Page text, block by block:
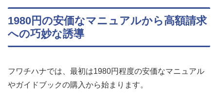
1980円の安価なマニュアルから高額請求
への巧妙な誘導
フワチハナでは、最初は1980円程度の安価なマニュアル
やガイドブックの購入から始まります。